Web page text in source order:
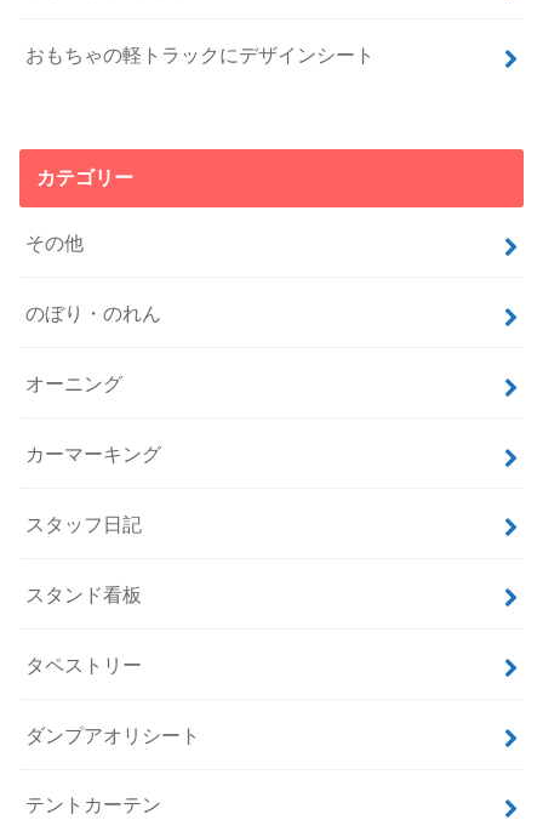
おもちゃの軽トラックにデザインシート
カテゴリー
その他
のぼり・のれん
オーニング
カーマーキング
スタッフ日記
スタンド看板
タペストリー
ダンプアオリシート
テントカーテン